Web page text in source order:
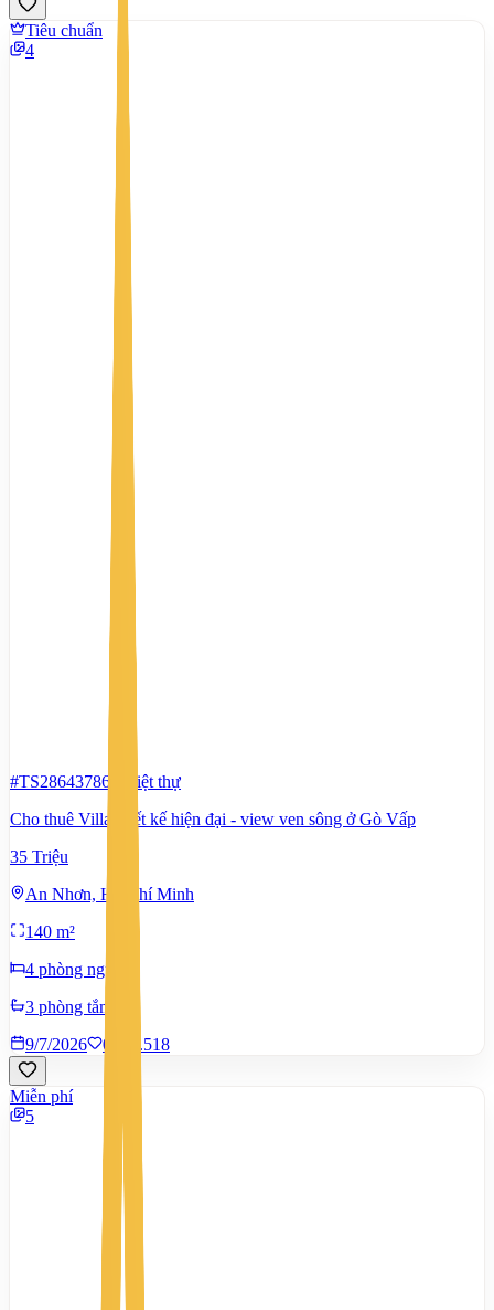
Tiêu chuẩn
4
#TS28643786
Biệt thự
Cho thuê Villa thiết kế hiện đại - view ven sông ở Gò Vấp
35 Triệu
An Nhơn, Hồ Chí Minh
140 m²
4 phòng ngủ
3 phòng tắm
9/7/2026
0 1.518
Miễn phí
5